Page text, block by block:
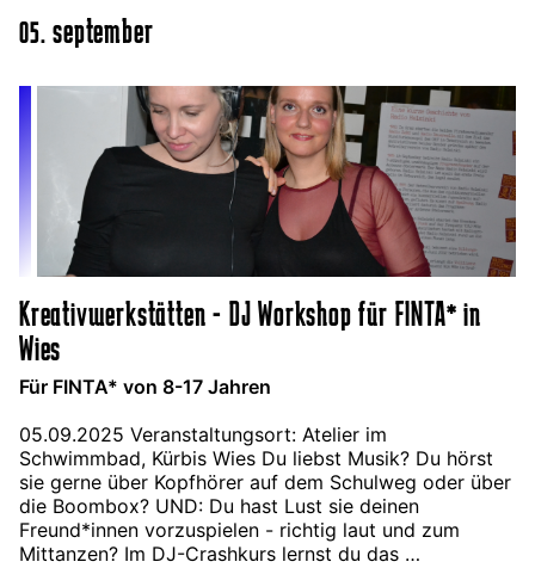
05. september
Kreativwerkstätten - DJ Workshop für FINTA* in
Wies
Für FINTA* von 8-17 Jahren
05.09.2025 Veranstaltungsort: Atelier im
Schwimmbad, Kürbis Wies Du liebst Musik? Du hörst
sie gerne über Kopfhörer auf dem Schulweg oder über
die Boombox? UND: Du hast Lust sie deinen
Freund*innen vorzuspielen - richtig laut und zum
Mittanzen? Im DJ-Crashkurs lernst du das …